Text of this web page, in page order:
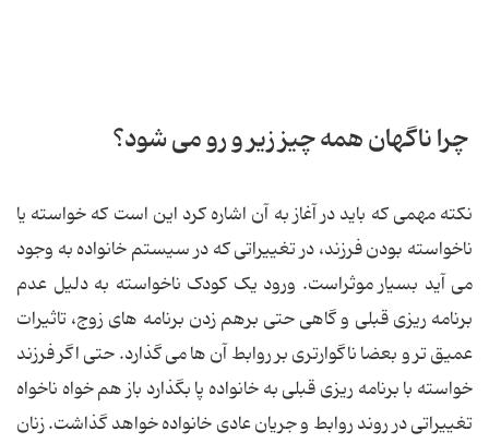
چرا ناگهان همه چیز زیر و رو می شود؟
نکته مهمی که باید در آغاز به آن اشاره کرد این است که خواسته یا
ناخواسته بودن فرزند، در تغییراتی که در سیستم خانواده به وجود
می آید بسیار موثراست. ورود یک کودک ناخواسته به دلیل عدم
برنامه ریزی قبلی و گاهی حتی برهم زدن برنامه های زوج، تاثیرات
عمیق تر و بعضا ناگوارتری بر روابط آن ها می گذارد. حتی اگر فرزند
خواسته با برنامه ریزی قبلی به خانواده پا بگذارد باز هم خواه ناخواه
تغییراتی در روند روابط و جریان عادی خانواده خواهد گذاشت. زنان